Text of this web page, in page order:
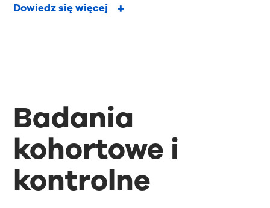
Dowiedz się więcej
Badania
kohortowe i
kontrolne